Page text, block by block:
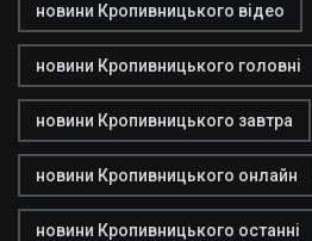
новини Кропивницького відео
новини Кропивницького головні
новини Кропивницького завтра
новини Кропивницького онлайн
новини Кропивницького останні